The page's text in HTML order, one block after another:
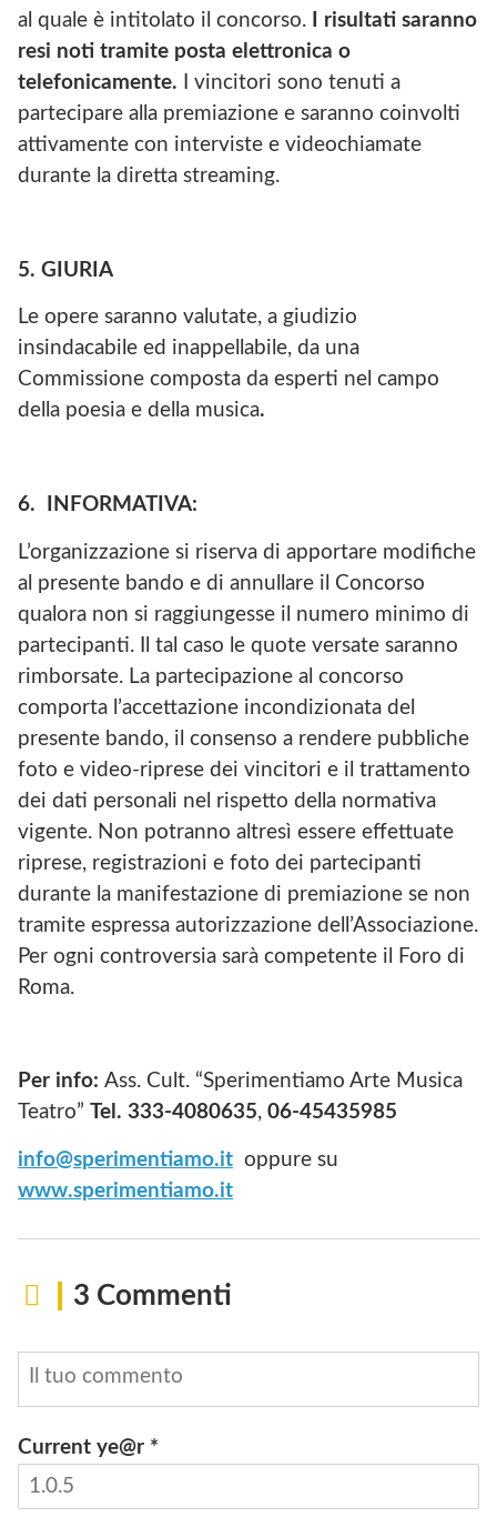
al quale è intitolato il concorso.
I risultati saranno
resi noti tramite posta elettronica o
telefonicamente. I vincitori sono tenuti a
partecipare alla premiazione e saranno coinvolti
attivamente con interviste e videochiamate
durante la diretta streaming.
5. GIURIA
Le opere saranno valutate, a giudizio
insindacabile ed inappellabile, da una
Commissione composta da esperti nel campo
della poesia e della musica.
6. INFORMATIVA:
L’organizzazione si riserva di apportare modifiche
al presente bando e di annullare il Concorso
qualora non si raggiungesse il numero minimo di
partecipanti. Il tal caso le quote versate saranno
rimborsate. La partecipazione al concorso
comporta l’accettazione incondizionata del
presente bando, il consenso a rendere pubbliche
foto e video-riprese dei vincitori e il trattamento
dei dati personali nel rispetto della normativa
vigente. Non potranno altresì essere effettuate
riprese, registrazioni e foto dei partecipanti
durante la manifestazione di premiazione se non
tramite espressa autorizzazione dell’Associazione.
Per ogni controversia sarà competente il Foro di
Roma.
Per info: Ass. Cult. “Sperimentiamo Arte Musica
Teatro”
Tel. 333-4080635, 06-45435985
info@sperimentiamo.it oppure su
www.sperimentiamo.it
3 Commenti
Current ye@r *